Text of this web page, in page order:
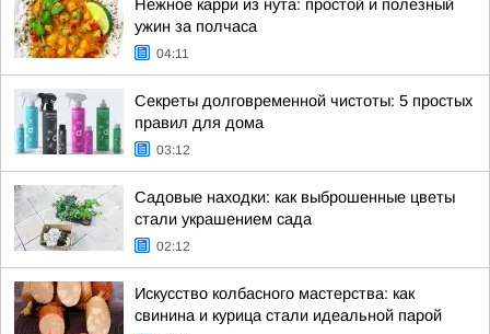
Нежное карри из нута: простой и полезный
ужин за полчаса
04:11
Секреты долговременной чистоты: 5 простых
правил для дома
03:12
Садовые находки: как выброшенные цветы
стали украшением сада
02:12
Искусство колбасного мастерства: как
свинина и курица стали идеальной парой